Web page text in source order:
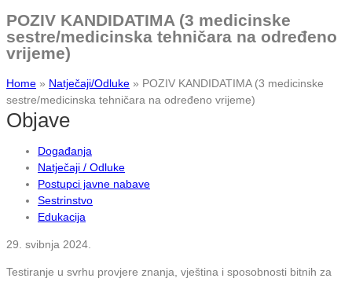
POZIV KANDIDATIMA (3 medicinske
sestre/medicinska tehničara na određeno
vrijeme)
Home » Natječaji/Odluke » POZIV KANDIDATIMA (3 medicinske
sestre/medicinska tehničara na određeno vrijeme)
Objave
Događanja
Natječaji / Odluke
Postupci javne nabave
Sestrinstvo
Edukacija
29. svibnja 2024.
Testiranje u svrhu provjere znanja, vještina i sposobnosti bitnih za